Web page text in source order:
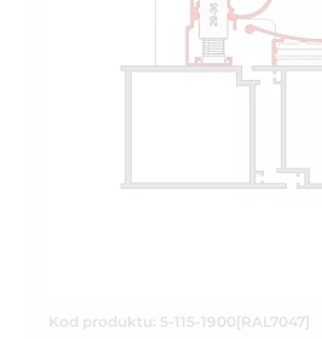
Kod produktu: 5-115-1900[RAL7047]